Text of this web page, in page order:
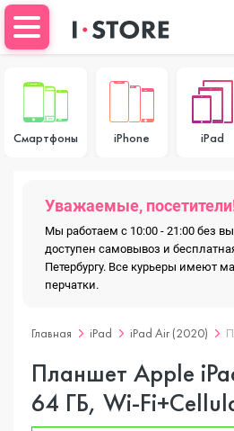
Смартфоны iPhone iPad
Уважаемые,
Мы работаем с 10:00 - 21:00 без
доступен самовывоз и
Петербургу. Все курьеры имеют
перчатки.
Главная iPad iPad Air (2020)
Планшет Apple
64 ГБ, Wi-